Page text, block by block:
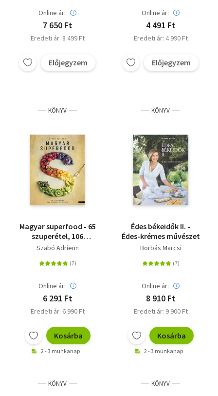
Online ár:
7 650 Ft
Eredeti ár: 8 499 Ft
Előjegyzem
Online ár:
4 491 Ft
Eredeti ár: 4 990 Ft
Előjegyzem
KÖNYV
Magyar superfood - 65
szuperétel, 106
szuperélelmiszer
Szabó Adrienn
Online ár:
6 291 Ft
Eredeti ár: 6 990 Ft
Kosárba
2 - 3 munkanap
KÖNYV
Édes békeidők II. -
Édes-krémes művészet
Borbás Marcsi
Online ár:
8 910 Ft
Eredeti ár: 9 900 Ft
Kosárba
2 - 3 munkanap
KÖNYV KÖNYV